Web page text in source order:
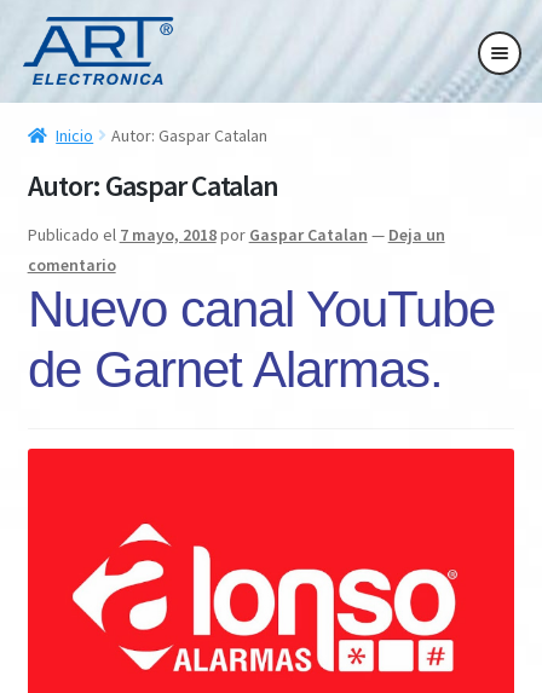
Ir
a
la
navegación
Ir
al
contenido
a
la
al
contenido
Inicio Autor: Gaspar Catalan
Autor:Gaspar Catalan
Publicado el 7 mayo, 2018por Gaspar Catalan — Deja un
comentario
Nuevo canal YouTube
de Garnet Alarmas.